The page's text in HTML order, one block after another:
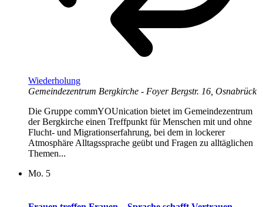
Wiederholung
Gemeindezentrum Bergkirche - Foyer Bergstr. 16, Osnabrück
Die Gruppe commYOUnication bietet im Gemeindezentrum
der Bergkirche einen Treffpunkt für Menschen mit und ohne
Flucht- und Migrationserfahrung, bei dem in lockerer
Atmosphäre Alltagssprache geübt und Fragen zu alltäglichen
Themen...
Mo. 5